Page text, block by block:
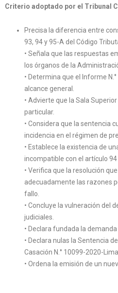
Criterio adoptado por el Tribunal
Precisa la diferencia entre
93, 94 y 95-A del Código
• Señala que las respuestas
los órganos de la
• Determina que el Informe
alcance general.
• Advierte que la Sala
particular.
• Considera que la sentencia
incidencia en el régimen de
• Establece la existencia de
incompatible con el artículo 94
• Verifica que la resolución
adecuadamente las razones
fallo.
• Concluye la vulneración del
judiciales.
• Declara fundada la demanda
• Declara nulas la Sentencia
Casación N.° 10099-2020-Lima.
• Ordena la emisión de un